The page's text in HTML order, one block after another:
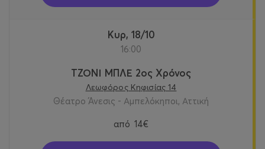
Κυρ, 18/10
16:00
ΤΖΟΝΙ ΜΠΛΕ 2ος Χρόνος
Λεωφόρος Κηφισίας 14
Θέατρο Άνεσις - Αμπελόκηποι, Αττική
από 14€